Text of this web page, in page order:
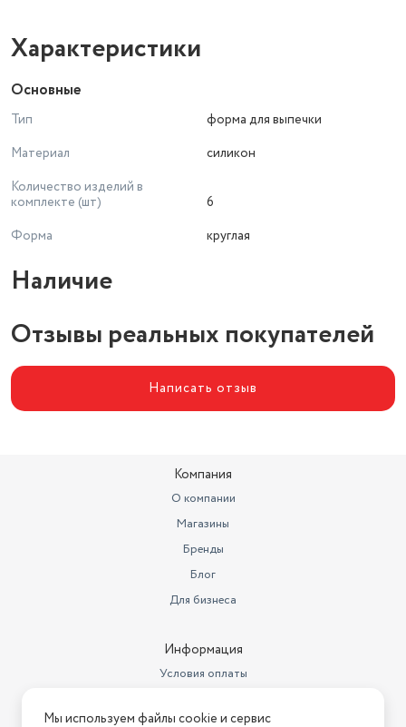
Характеристики
Основные
Тип
форма для выпечки
Материал
силикон
Количество изделий в
комплекте (шт)
6
Форма
круглая
Наличие
Отзывы реальных покупателей
Написать отзыв
Компания
О компании
Магазины
Бренды
Блог
Для бизнеса
Информация
Условия оплаты
Мы используем файлы cookie и сервис